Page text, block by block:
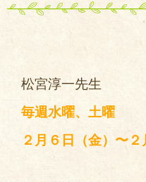
松宮淳一先生
毎週水曜、土曜
２月６日（金）〜２